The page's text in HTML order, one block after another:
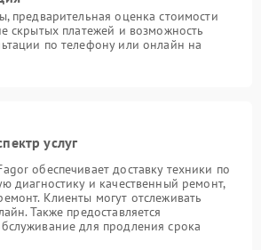
предварительная оценка стоимости
скрытых платежей и возможность
по телефону или онлайн на
услуг
обеспечивает доставку техники по
диагностику и качественный ремонт,
Клиенты могут отслеживать
Также предоставляется
для продления срока